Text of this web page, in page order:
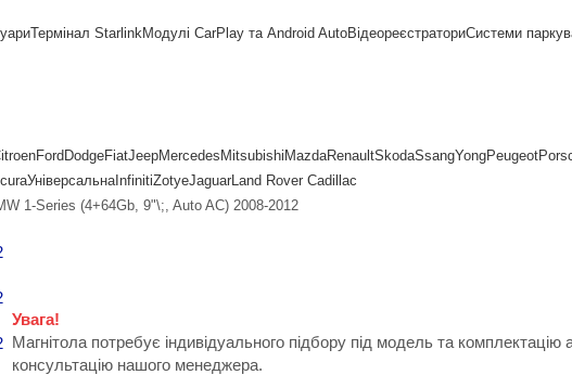
Термінал StarlinkМодулі CarPlay та Android AutoВідеореєстраториСистеми
Ford DodgeFiatJeepMercedes Mitsubishi MazdaRenaultSkodaSsangYongPeugeot
УніверсальнаInfinitiZotyeJaguarLand Rover Cadillac
1-Series (4+64Gb, 9"\;, Auto AC) 2008-2012
Увага!
Магнітола потребує індивідуального підбору під модель та
консультацію нашого менеджера.